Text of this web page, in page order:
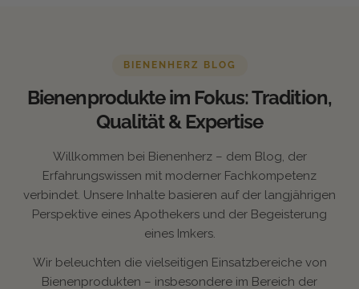
BIENENHERZ BLOG
Bienenprodukte im Fokus: Tradition,
Qualität & Expertise
Willkommen bei Bienenherz – dem Blog, der
Erfahrungswissen mit moderner Fachkompetenz
verbindet. Unsere Inhalte basieren auf der langjährigen
Perspektive eines Apothekers und der Begeisterung
eines Imkers.
Wir beleuchten die vielseitigen Einsatzbereiche von
Bienenprodukten – insbesondere im Bereich der